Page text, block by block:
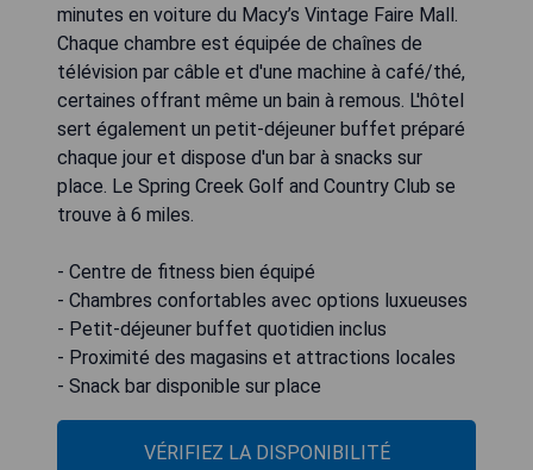
minutes en voiture du Macy’s Vintage Faire Mall.
Chaque chambre est équipée de chaînes de
télévision par câble et d'une machine à café/thé,
certaines offrant même un bain à remous. L'hôtel
sert également un petit-déjeuner buffet préparé
chaque jour et dispose d'un bar à snacks sur
place. Le Spring Creek Golf and Country Club se
trouve à 6 miles.
- Centre de fitness bien équipé
- Chambres confortables avec options luxueuses
- Petit-déjeuner buffet quotidien inclus
- Proximité des magasins et attractions locales
- Snack bar disponible sur place
VÉRIFIEZ LA DISPONIBILITÉ